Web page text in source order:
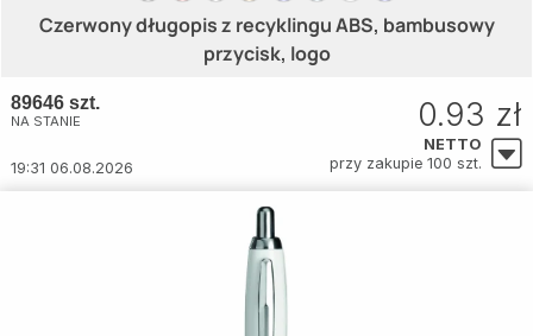
Czerwony długopis z recyklingu ABS, bambusowy
przycisk, logo
89646 szt.
NA STANIE
19:31 06.08.2026
0.93 zł
NETTO
przy zakupie 100 szt.